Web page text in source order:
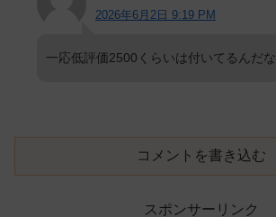
2026年6月2日 9:19 PM
一応低評価2500くらいは付いてるんだな
コメントを書き込む
スポンサーリンク